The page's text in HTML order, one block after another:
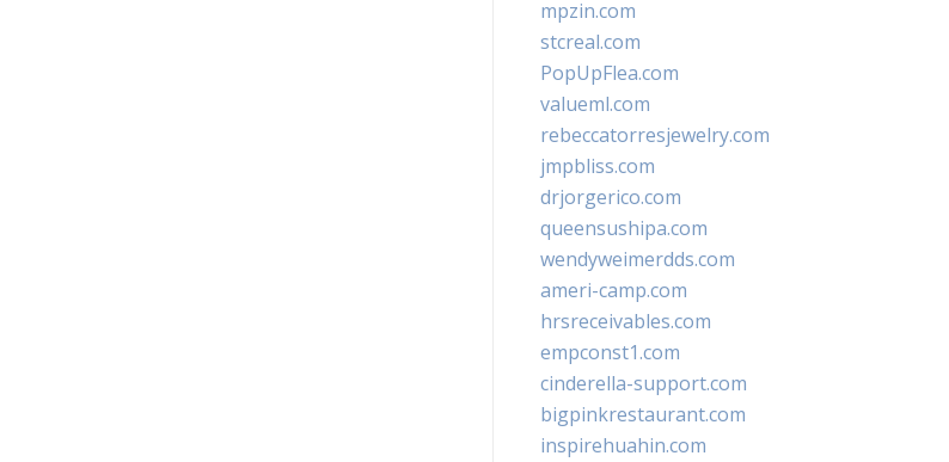
mpzin.com
stcreal.com
PopUpFlea.com
valueml.com
rebeccatorresjewelry.com
jmpbliss.com
drjorgerico.com
queensushipa.com
wendyweimerdds.com
ameri-camp.com
hrsreceivables.com
empconst1.com
cinderella-support.com
bigpinkrestaurant.com
inspirehuahin.com